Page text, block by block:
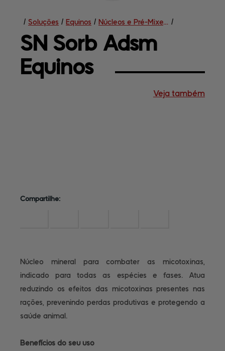
/ Soluções / Equinos / Núcleos e Pré-Mixes Funcionais /
SN Sorb Adsm
Equinos
Veja também
Compartilhe:
Núcleo mineral para combater as micotoxinas,
indicado para todas as espécies e fases. Atua
reduzindo os efeitos das micotoxinas presentes nas
rações, prevenindo perdas produtivas e protegendo a
saúde animal.
Benefícios do seu uso